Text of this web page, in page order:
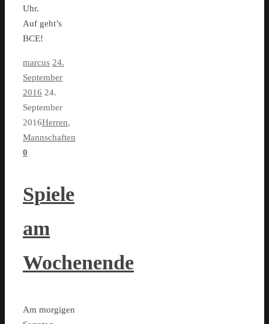
Uhr.
Auf geht’s
BCE!
marcus 24.
September
2016 24.
September
2016Herren,
Mannschaften
0
Spiele
am
Wochenende
Am morgigen